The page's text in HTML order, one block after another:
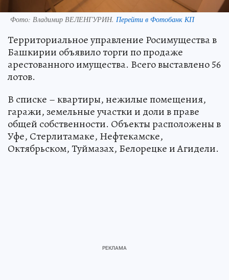
Фото: Владимир ВЕЛЕНГУРИН. Перейти в Фотобанк КП
Территориальное управление Росимущества в
Башкирии объявило торги по продаже
арестованного имущества. Всего выставлено 56
лотов.
В списке – квартиры, нежилые помещения,
гаражи, земельные участки и доли в праве
общей собственности. Объекты расположены в
Уфе, Стерлитамаке, Нефтекамске,
Октябрьском, Туймазах, Белорецке и Агидели.